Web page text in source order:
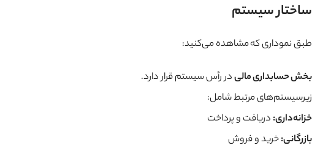
ساختار سیستم
طبق نموداری که مشاهده می‌کنید:
بخش حسابداری مالیدر رأس سیستم قرار دارد.
زیرسیستم‌های مرتبط شامل:
خزانه‌داری: دریافت و پرداخت
بازرگانی:خرید و فروش